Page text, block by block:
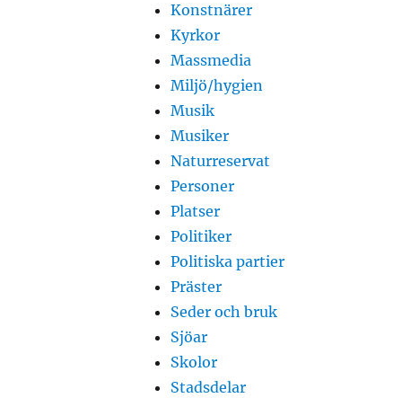
Konstnärer
Kyrkor
Massmedia
Miljö/hygien
Musik
Musiker
Naturreservat
Personer
Platser
Politiker
Politiska partier
Präster
Seder och bruk
Sjöar
Skolor
Stadsdelar